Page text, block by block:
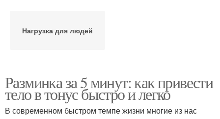
Нагрузка для людей
Разминка за 5 минут: как привести
тело в тонус быстро и легко
В современном быстром темпе жизни многие из нас